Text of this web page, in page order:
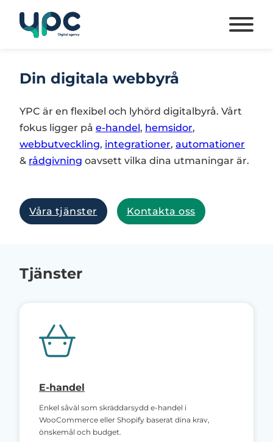
Din digitala webbyrå
YPC är en flexibel och lyhörd digitalbyrå. Vårt
fokus ligger på e-handel, hemsidor,
webbutveckling, integrationer, automationer
& rådgivning oavsett vilka dina utmaningar är.
Våra tjänster Kontakta oss
Tjänster
E-handel
Enkel såväl som skräddarsydd e-handel i
WooCommerce eller Shopify baserat dina krav,
önskemål och budget.